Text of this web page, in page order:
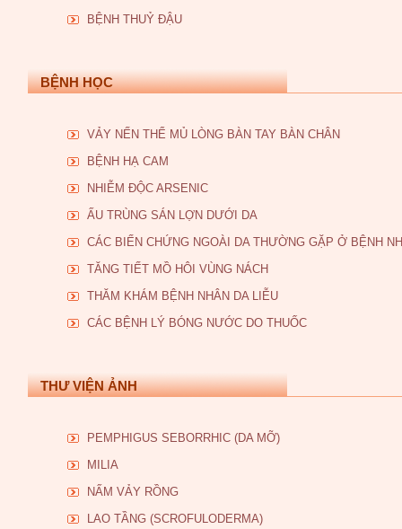
BỆNH THUỶ ĐẬU
BỆNH HỌC
VẢY NẾN THỂ MỦ LÒNG BÀN TAY BÀN CHÂN
BỆNH HẠ CAM
NHIỄM ĐỘC ARSENIC
ẤU TRÙNG SÁN LỢN DƯỚI DA
CÁC BIẾN CHỨNG NGOÀI DA THƯỜNG GẶP Ở BỆNH
TĂNG TIẾT MỒ HÔI VÙNG NÁCH
THĂM KHÁM BỆNH NHÂN DA LIỄU
CÁC BỆNH LÝ BÓNG NƯỚC DO THUỐC
THƯ VIỆN ẢNH
PEMPHIGUS SEBORRHIC (DA MỠ)
MILIA
NẤM VẢY RỒNG
LAO TẦNG (SCROFULODERMA)